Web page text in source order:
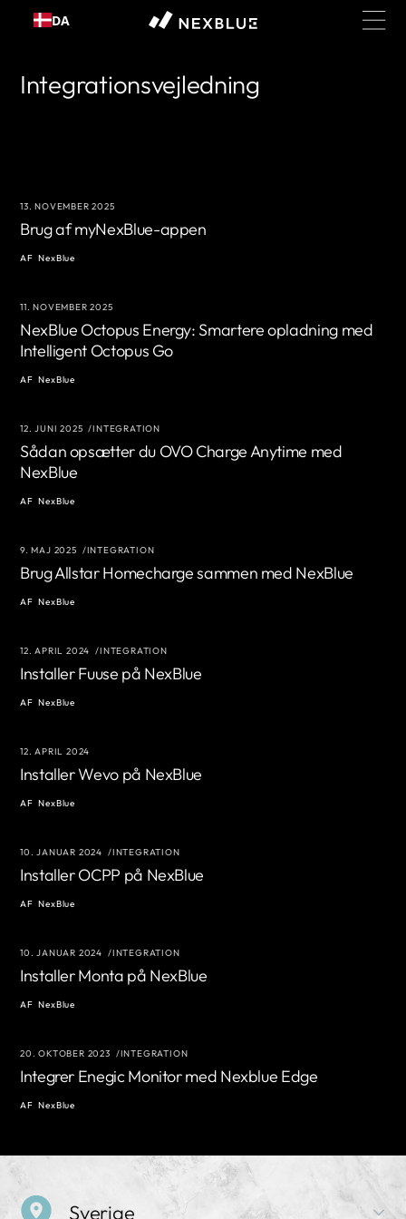
Gå til
indhold
DA
Integrationsvejledning
13. NOVEMBER 2025
Brug af myNexBlue-appen
AF NexBlue
11. NOVEMBER 2025
NexBlue Octopus Energy: Smartere opladning med
Intelligent Octopus Go
AF NexBlue
12. JUNI 2025 INTEGRATION
Sådan opsætter du OVO Charge Anytime med
NexBlue
AF NexBlue
9. MAJ 2025 INTEGRATION
Brug Allstar Homecharge sammen med NexBlue
AF NexBlue
12. APRIL 2024 INTEGRATION
Installer Fuuse på NexBlue
AF NexBlue
12. APRIL 2024
Installer Wevo på NexBlue
AF NexBlue
10. JANUAR 2024 INTEGRATION
Installer OCPP på NexBlue
AF NexBlue
10. JANUAR 2024 INTEGRATION
Installer Monta på NexBlue
AF NexBlue
20. OKTOBER 2023 INTEGRATION
Integrer Enegic Monitor med Nexblue Edge
AF NexBlue
Sverige